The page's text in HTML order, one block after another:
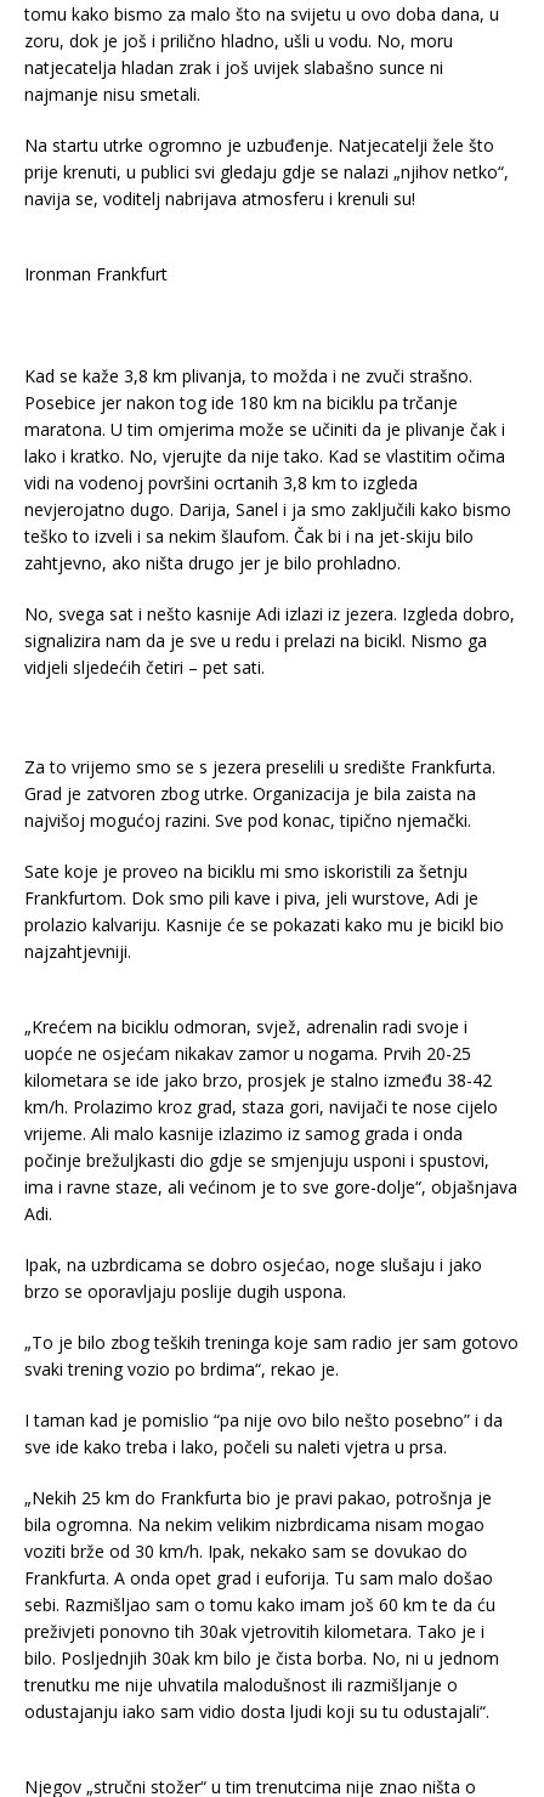
tomu kako bismo za malo što na svijetu u ovo doba dana, u
zoru, dok je još i prilično hladno, ušli u vodu. No, moru
natjecatelja hladan zrak i još uvijek slabašno sunce ni
najmanje nisu smetali.
Na startu utrke ogromno je uzbuđenje. Natjecatelji žele što
prije krenuti, u publici svi gledaju gdje se nalazi „njihov netko“,
navija se, voditelj nabrijava atmosferu i krenuli su!
Ironman Frankfurt
Kad se kaže 3,8 km plivanja, to možda i ne zvuči strašno.
Posebice jer nakon tog ide 180 km na biciklu pa trčanje
maratona. U tim omjerima može se učiniti da je plivanje čak i
lako i kratko. No, vjerujte da nije tako. Kad se vlastitim očima
vidi na vodenoj površini ocrtanih 3,8 km to izgleda
nevjerojatno dugo. Darija, Sanel i ja smo zaključili kako bismo
teško to izveli i sa nekim šlaufom. Čak bi i na jet-skiju bilo
zahtjevno, ako ništa drugo jer je bilo prohladno.
No, svega sat i nešto kasnije Adi izlazi iz jezera. Izgleda dobro,
signalizira nam da je sve u redu i prelazi na bicikl. Nismo ga
vidjeli sljedećih četiri – pet sati.
Za to vrijemo smo se s jezera preselili u središte Frankfurta.
Grad je zatvoren zbog utrke. Organizacija je bila zaista na
najvišoj mogućoj razini. Sve pod konac, tipično njemački.
Sate koje je proveo na biciklu mi smo iskoristili za šetnju
Frankfurtom. Dok smo pili kave i piva, jeli wurstove, Adi je
prolazio kalvariju. Kasnije će se pokazati kako mu je bicikl bio
najzahtjevniji.
„Krećem na biciklu odmoran, svjež, adrenalin radi svoje i
uopće ne osjećam nikakav zamor u nogama. Prvih 20-25
kilometara se ide jako brzo, prosjek je stalno između 38-42
km/h. Prolazimo kroz grad, staza gori, navijači te nose cijelo
vrijeme. Ali malo kasnije izlazimo iz samog grada i onda
počinje brežuljkasti dio gdje se smjenjuju usponi i spustovi,
ima i ravne staze, ali većinom je to sve gore-dolje“, objašnjava
Adi.
Ipak, na uzbrdicama se dobro osjećao, noge slušaju i jako
brzo se oporavljaju poslije dugih uspona.
„To je bilo zbog teških treninga koje sam radio jer sam gotovo
svaki trening vozio po brdima“, rekao je.
I taman kad je pomislio “pa nije ovo bilo nešto posebno” i da
sve ide kako treba i lako, počeli su naleti vjetra u prsa.
„Nekih 25 km do Frankfurta bio je pravi pakao, potrošnja je
bila ogromna. Na nekim velikim nizbrdicama nisam mogao
voziti brže od 30 km/h. Ipak, nekako sam se dovukao do
Frankfurta. A onda opet grad i euforija. Tu sam malo došao
sebi. Razmišljao sam o tomu kako imam još 60 km te da ću
preživjeti ponovno tih 30ak vjetrovitih kilometara. Tako je i
bilo. Posljednjih 30ak km bilo je čista borba. No, ni u jednom
trenutku me nije uhvatila malodušnost ili razmišljanje o
odustajanju iako sam vidio dosta ljudi koji su tu odustajali“.
Njegov „stručni stožer“ u tim trenutcima nije znao ništa o